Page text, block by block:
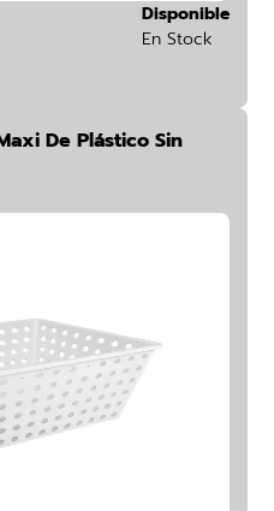
Disponible
En Stock
De Plástico Sin